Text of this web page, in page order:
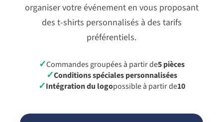
organiser votre événement en vous proposant
des t-shirts personnalisés à des tarifs
préférentiels.
✓Commandes groupées à partir de5 pièces
✓Conditions spéciales personnalisées
✓Intégration du logopossible à partir de10